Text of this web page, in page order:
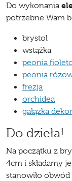
Do wykonania
potrzebne Wam
brystol
wstążka
peonia
peonia
frezja
orchidea
gałązka
Do dzieła!
Na początku z
4cm i składamy
stanowiło obwód